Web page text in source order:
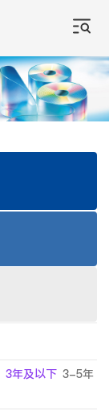
3年及以下 3-5年